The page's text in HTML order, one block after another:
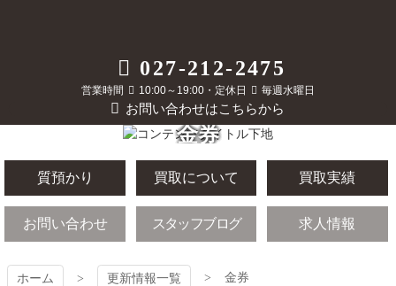
ス
ッ
質屋かんてい局
前橋店
027-212-2475
営業時間 10:00～19:00・定休日 毎週水曜日
お問い合わせはこちらから
金券
質預かり 買取について 買取実績
お問い合わせ スタッフブログ 求人情報
ホーム 更新情報一覧 金券